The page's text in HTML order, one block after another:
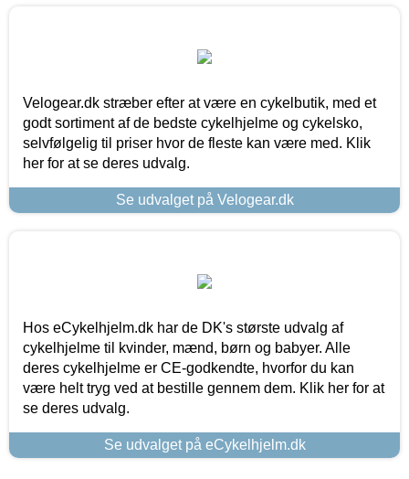
Velogear.dk stræber efter at være en cykelbutik, med et
godt sortiment af de bedste cykelhjelme og cykelsko,
selvfølgelig til priser hvor de fleste kan være med. Klik
her for at se deres udvalg.
Se udvalget på Velogear.dk
Hos eCykelhjelm.dk har de DK's største udvalg af
cykelhjelme til kvinder, mænd, børn og babyer. Alle
deres cykelhjelme er CE-godkendte, hvorfor du kan
være helt tryg ved at bestille gennem dem. Klik her for at
se deres udvalg.
Se udvalget på eCykelhjelm.dk